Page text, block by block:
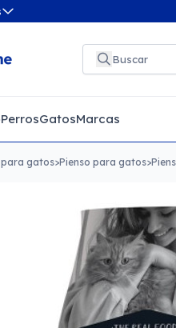
PerrosGatosMarcas
gatos>Pienso para gatos>